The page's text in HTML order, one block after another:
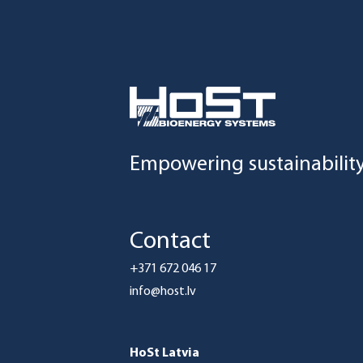
Empowering
Contact
+371 672 046 17
info@host.lv
HoSt Latvia